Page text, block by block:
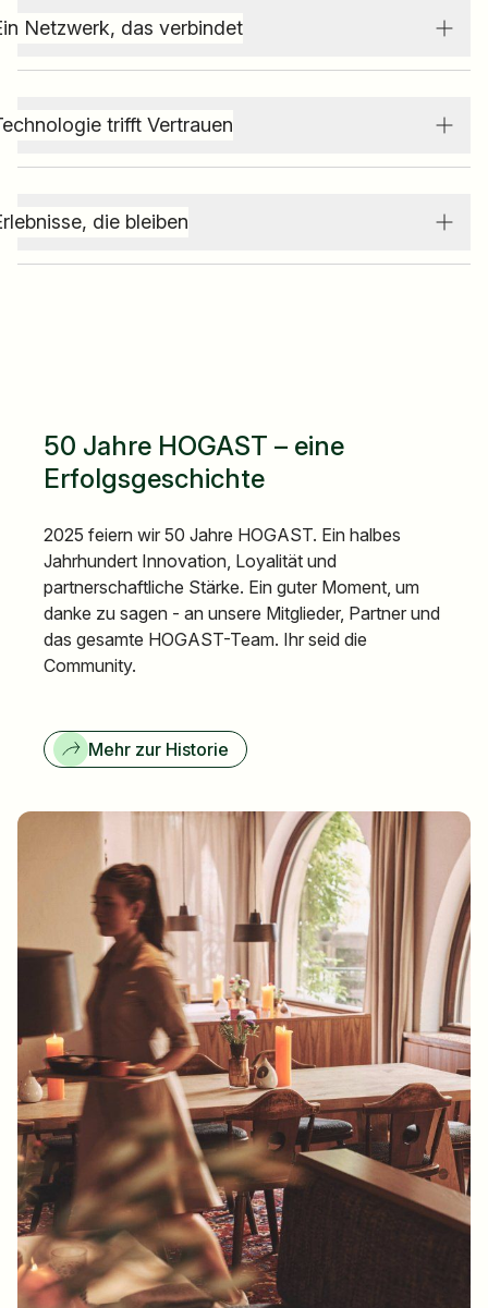
Netzwerk, das verbindet
trifft Vertrauen
die bleiben
50 Jahre HOGAST – eine
Erfolgsgeschichte
2025 feiern wir 50 Jahre HOGAST. Ein halbes
Jahrhundert Innovation, Loyalität und
partnerschaftliche Stärke. Ein guter Moment, um
danke zu sagen - an unsere Mitglieder, Partner und
das gesamte HOGAST-Team. Ihr seid die
Community.
Mehr zur Historie